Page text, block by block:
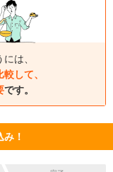
は、
して、
です。
！